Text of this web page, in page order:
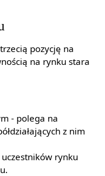
pozycję na
na rynku stara
- polega na
z nim
rynku